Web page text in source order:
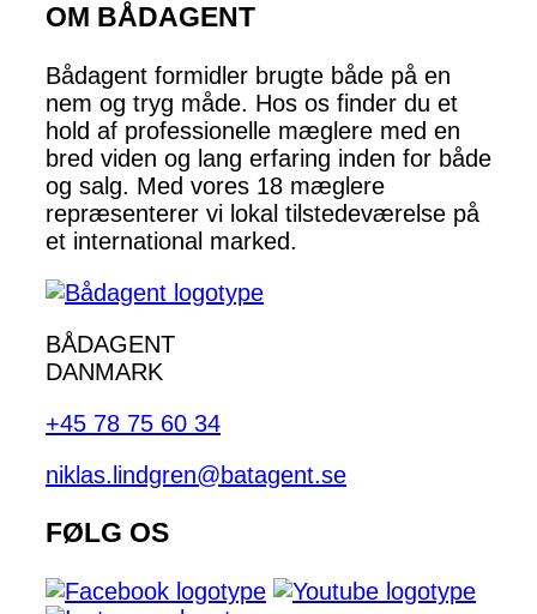
OM BÅDAGENT
Bådagent formidler brugte både på en
nem og tryg måde. Hos os finder du et
hold af professionelle mæglere med en
bred viden og lang erfaring inden for både
og salg. Med vores 18 mæglere
repræsenterer vi lokal tilstedeværelse på
et international marked.
BÅDAGENT
DANMARK
+45 78 75 60 34
niklas.lindgren@batagent.se
FØLG OS